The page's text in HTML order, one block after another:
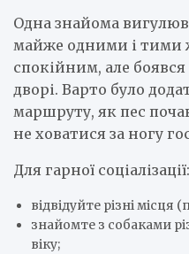
Одна знайома
майже одними і тими
спокійним, але
дворі. Варто було
маршруту, як пес
не ховатися за ногу
Для гарної соціалізації:
відвідуйте різні
знайомте з собаками
віку;